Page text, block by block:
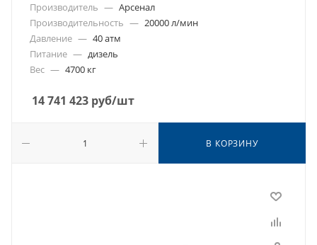
Производитель — Арсенал
Производительность — 20000 л/мин
Давление — 40 атм
Питание — дизель
Вес — 4700 кг
14 741 423 руб/шт
В КОРЗИНУ